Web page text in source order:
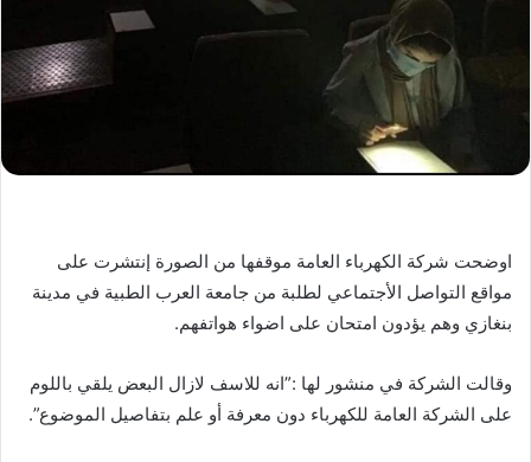
اوضحت شركة الكهرباء العامة موقفها من الصورة إنتشرت على
مواقع التواصل الأجتماعي لطلبة من جامعة العرب الطبية في مدينة
بنغازي وهم يؤدون امتحان على اضواء هواتفهم.
وقالت الشركة في منشور لها :”انه للاسف لازال البعض يلقي باللوم
على الشركة العامة للكهرباء دون معرفة أو علم بتفاصيل الموضوع”.